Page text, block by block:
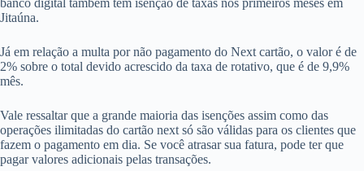
Jitaúna.
Já em relação a multa por não pagamento do Next cartão, o valor é de
2% sobre o total devido acrescido da taxa de rotativo, que é de 9,9%
mês.
Vale ressaltar que a grande maioria das isenções assim como das
operações ilimitadas do cartão next só são válidas para os clientes que
fazem o pagamento em dia. Se você atrasar sua fatura, pode ter que
pagar valores adicionais pelas transações.